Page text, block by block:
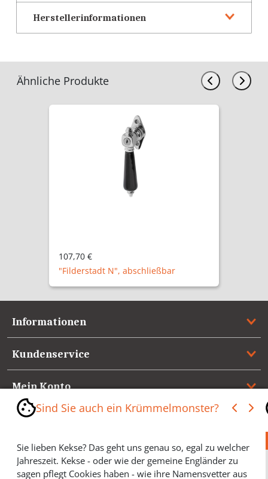
Herstellerinformationen
Ähnliche Produkte
107,70 €
"Filderstadt N", abschließbar
Informationen
Kundenservice
Mein Konto
Referenzen
Medienspiegel & Presseinformationen
Sind Sie auch ein Krümmelmonster?
Sie lieben Kekse? Das geht uns genau so, egal zu welcher
Jahreszeit. Kekse - oder wie der gemeine Engländer zu
sagen pflegt Cookies haben - wie ihre Namensvetter aus